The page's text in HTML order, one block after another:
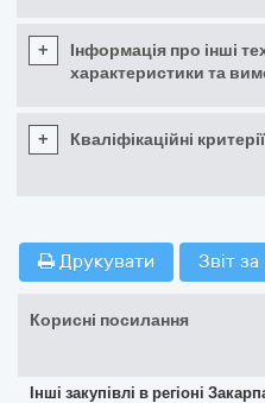
+
Інформація про інші
характеристики та
+ Кваліфікаційні критерії
Друкувати Звіт
Корисні посилання
Інші закупівлі в регіоні